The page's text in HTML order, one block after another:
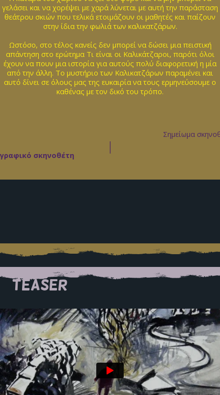
γελάσει και να χορέψει με χαρά λύνεται με αυτή την παράσταση
θεάτρου σκιών που τελικά ετοιμάζουν οι μαθητές και παίζουν
στην ίδια την φωλιά των καλικατζάρων.
Ωστόσο, στο τέλος κανείς δεν μπορεί να δώσει μια πειστική
απάντηση στο ερώτημα Τι είναι οι Καλικάτζαροι, παρότι όλοι
έχουν να πουν μια ιστορία για αυτούς πολύ διαφορετική η μία
από την άλλη. Το μυστήριο των Καλικατζάρων παραμένει και
αυτό δίνει σε όλους μας της ευκαιρία να τους ερμηνεύσουμε ο
καθένας με τον δικό του τρόπο.
Σημείωμα
|
σκηνοθέτη
TEASER